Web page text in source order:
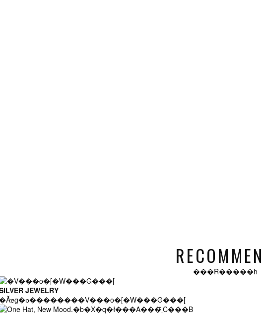
���R�����h
JEWELRY